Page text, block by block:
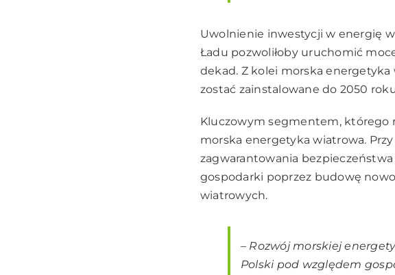
Uwolnienie inwestycji w energię
Ładu pozwoliłoby uruchomić
dekad. Z kolei morska
zostać zainstalowane do 2050
Kluczowym segmentem, którego
morska energetyka wiatrowa.
zagwarantowania
gospodarki poprzez budowę
wiatrowych.
– Rozwój morskiej
Polski pod względem